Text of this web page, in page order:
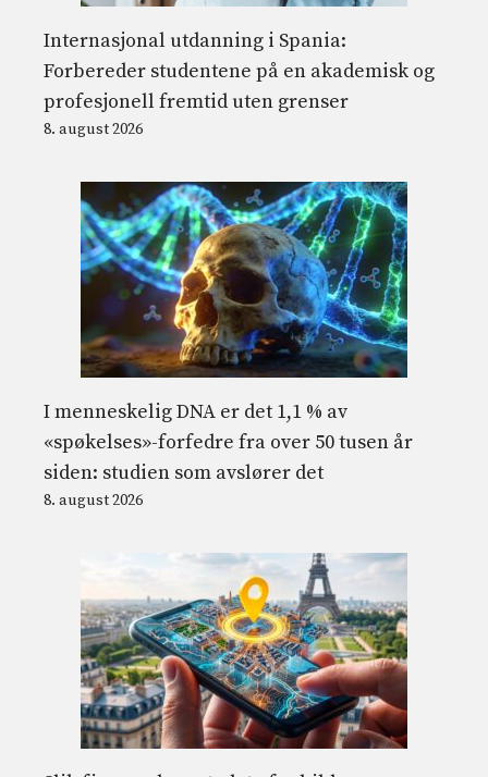
Internasjonal utdanning i Spania:
Forbereder studentene på en akademisk og
profesjonell fremtid uten grenser
8. august 2026
I menneskelig DNA er det 1,1 % av
«spøkelses»-forfedre fra over 50 tusen år
siden: studien som avslører det
8. august 2026